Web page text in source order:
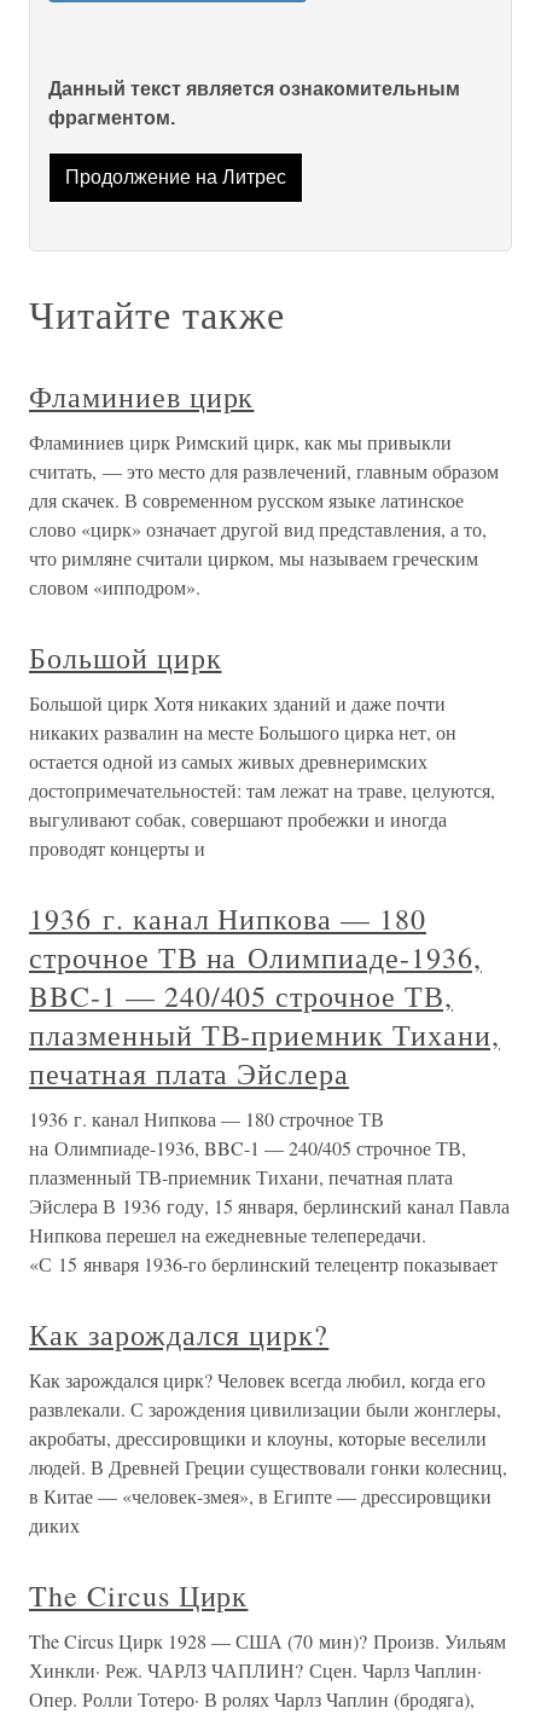
Данный текст является ознакомительным
фрагментом.
Продолжение на Литрес
Читайте также
Фламиниев цирк
Фламиниев цирк Римский цирк, как мы привыкли
считать, — это место для развлечений, главным образом
для скачек. В современном русском языке латинское
слово «цирк» означает другой вид представления, а то,
что римляне считали цирком, мы называем греческим
словом «ипподром».
Большой цирк
Большой цирк Хотя никаких зданий и даже почти
никаких развалин на месте Большого цирка нет, он
остается одной из самых живых древнеримских
достопримечательностей: там лежат на траве, целуются,
выгуливают собак, совершают пробежки и иногда
проводят концерты и
1936 г. канал Нипкова — 180
строчное ТВ на Олимпиаде-1936,
BBC-1 — 240/405 строчное ТВ,
плазменный ТВ-приемник Тихани,
печатная плата Эйслера
1936 г. канал Нипкова — 180 строчное ТВ
на Олимпиаде-1936, BBC-1 — 240/405 строчное ТВ,
плазменный ТВ-приемник Тихани, печатная плата
Эйслера В 1936 году, 15 января, берлинский канал Павла
Нипкова перешел на ежедневные телепередачи.
«С 15 января 1936-го берлинский телецентр показывает
Как зарождался цирк?
Как зарождался цирк? Человек всегда любил, когда его
развлекали. С зарождения цивилизации были жонглеры,
акробаты, дрессировщики и клоуны, которые веселили
людей. В Древней Греции существовали гонки колесниц,
в Китае — «человек-змея», в Египте — дрессировщики
диких
The Circus Цирк
The Circus Цирк 1928 — США (70 мин)? Произв. Уильям
Хинкли· Реж. ЧАРЛЗ ЧАПЛИН? Сцен. Чарлз Чаплин·
Опер. Ролли Тотеро· В ролях Чарлз Чаплин (бродяга),